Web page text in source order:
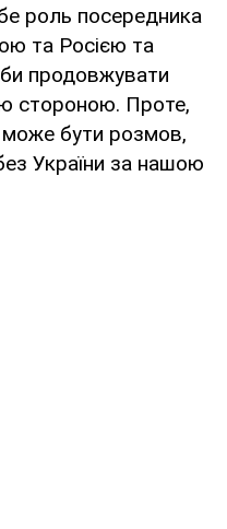
роль посередника
та Росією та
продовжувати
стороною. Проте,
бути розмов,
України за нашою